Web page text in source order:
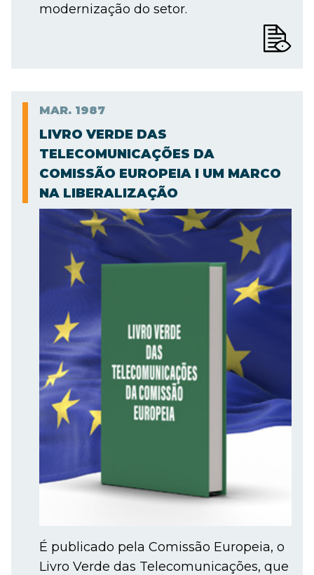
modernização do setor.
MAR. 1987
LIVRO VERDE DAS
TELECOMUNICAÇÕES DA
COMISSÃO EUROPEIA I UM MARCO
NA LIBERALIZAÇÃO
É publicado pela Comissão Europeia, o
Livro Verde das Telecomunicações, que